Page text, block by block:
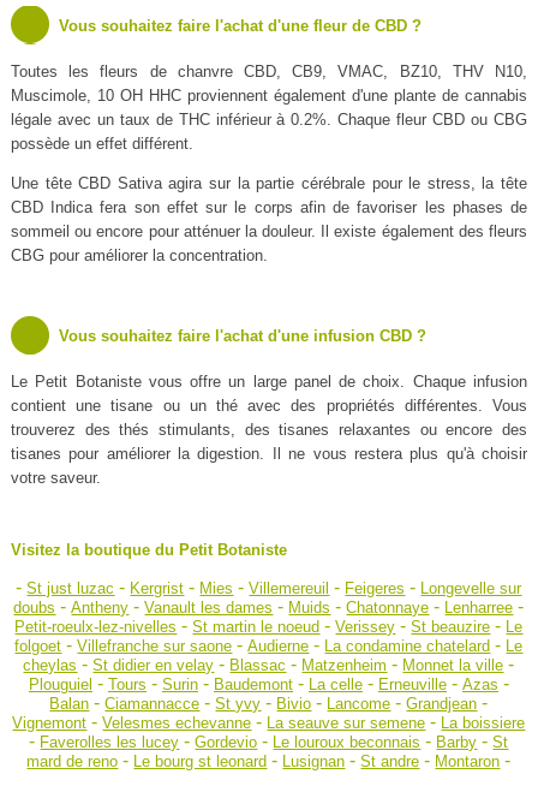
Vous souhaitez faire l'achat d'une fleur de CBD ?
Toutes les fleurs de chanvre CBD, CB9, VMAC, BZ10, THV N10,
Muscimole, 10 OH HHC proviennent également d'une plante de cannabis
légale avec un taux de THC inférieur à 0.2%. Chaque fleur CBD ou CBG
possède un effet différent.
Une tête CBD Sativa agira sur la partie cérébrale pour le stress, la tête
CBD Indica fera son effet sur le corps afin de favoriser les phases de
sommeil ou encore pour atténuer la douleur. Il existe également des fleurs
CBG pour améliorer la concentration.
Vous souhaitez faire l'achat d'une infusion CBD ?
Le Petit Botaniste vous offre un large panel de choix. Chaque infusion
contient une tisane ou un thé avec des propriétés différentes. Vous
trouverez des thés stimulants, des tisanes relaxantes ou encore des
tisanes pour améliorer la digestion. Il ne vous restera plus qu'à choisir
votre saveur.
Visitez la boutique du Petit Botaniste
-St just luzac - Kergrist - Mies -Villemereuil - Feigeres - Longevelle sur
doubs -Antheny -Vanault les dames - Muids -Chatonnaye - Lenharree -
Petit-roeulx-lez-nivelles -St martin le noeud -Verissey -St beauzire - Le
folgoet -Villefranche sur saone -Audierne - La condamine chatelard - Le
cheylas -St didier en velay - Blassac - Matzenheim - Monnet la ville -
Plouguiel - Tours - Surin- Baudemont- La celle- Erneuville- Azas -
Balan -Ciamannacce -St yvy - Bivio - Lancome -Grandjean -
Vignemont -Velesmes echevanne - La seauve sur semene - La boissiere
- Faverolles les lucey -Gordevio - Le louroux beconnais - Barby -St
mard de reno - Le bourg st leonard - Lusignan -St andre - Montaron -